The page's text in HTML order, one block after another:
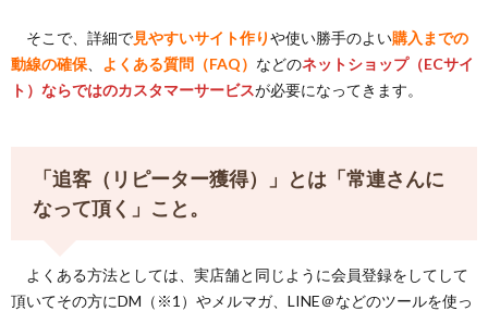
そこで、詳細で見やすいサイト作りや使い勝手のよい購入までの
動線の確保
よくある質問（FAQ） などのネットショップ（ECサイ
ト） ならではのカスタマーサービスが必要になってきます。
「追客（リピーター獲得）」とは「常連さんに
なって頂く」こと。
よくある方法としては、実店舗と同じように会員登録をしてして
頂いてその方にDM（※1）やメルマガ、LINE＠などのツールを使っ